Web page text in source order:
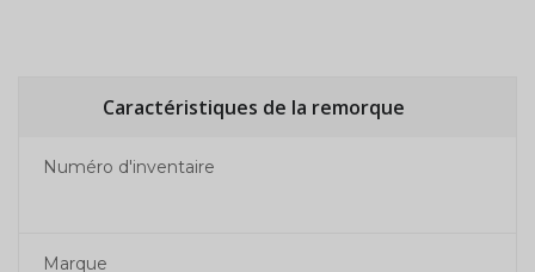
Caractéristiques de la remorque
Numéro d'inventaire
Marque